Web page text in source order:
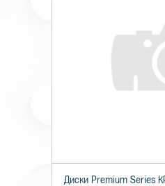
Диски Premium Series